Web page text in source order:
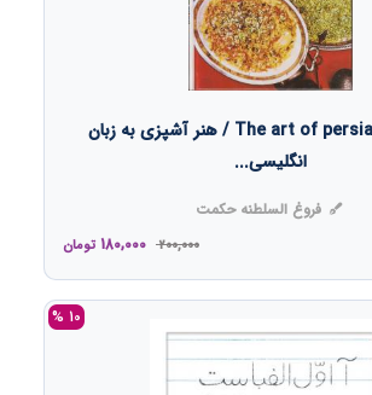
The art of persian cooking / هنر آشپزی به زبان
انگلیسی...
فروغ السلطنه حکمت
200,000
180,000 تومان
10 %